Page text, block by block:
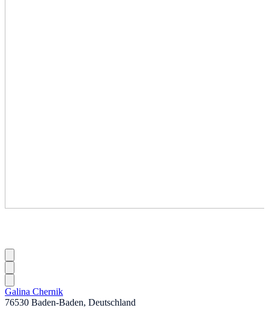
Galina Chernik
76530 Baden-Baden, Deutschland